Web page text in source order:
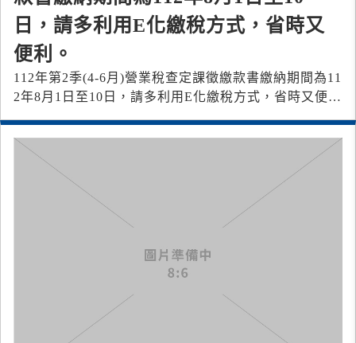
日，請多利用E化繳稅方式，省時又
便利。
112年第2季(4-6月)營業稅查定課徵繳款書繳納期間為11
2年8月1日至10日，請多利用E化繳稅方式，省時又便